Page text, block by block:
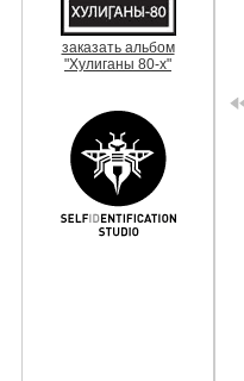
заказать альбом
"Хулиганы 80-х"